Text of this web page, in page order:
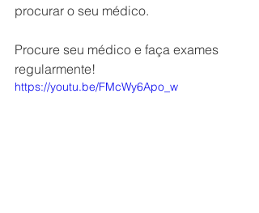
procurar o seu médico.
Procure seu médico e faça exames
regularmente!
https://youtu.be/FMcWy6Apo_w